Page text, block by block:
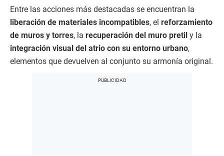
Entre las acciones más destacadas se encuentran la
liberación de materiales incompatibles, el reforzamiento
de muros y torres, la recuperación del muro pretil y la
integración visual del atrio con su entorno urbano,
elementos que devuelven al conjunto su armonía original.